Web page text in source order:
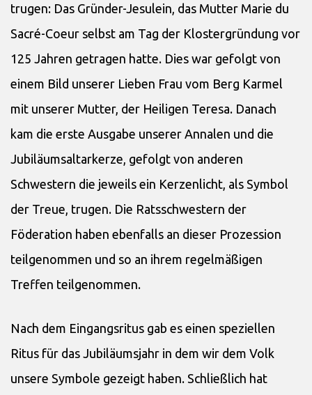
trugen: Das Gründer-Jesulein, das Mutter Marie du
Sacré-Coeur selbst am Tag der Klostergründung vor
125 Jahren getragen hatte. Dies war gefolgt von
einem Bild unserer Lieben Frau vom Berg Karmel
mit unserer Mutter, der Heiligen Teresa. Danach
kam die erste Ausgabe unserer Annalen und die
Jubiläumsaltarkerze, gefolgt von anderen
Schwestern die jeweils ein Kerzenlicht, als Symbol
der Treue, trugen. Die Ratsschwestern der
Föderation haben ebenfalls an dieser Prozession
teilgenommen und so an ihrem regelmäßigen
Treffen teilgenommen.
Nach dem Eingangsritus gab es einen speziellen
Ritus für das Jubiläumsjahr in dem wir dem Volk
unsere Symbole gezeigt haben. Schließlich hat